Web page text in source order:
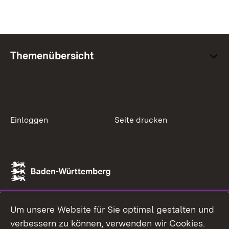
Themenübersicht
Einloggen Seite drucken
Um unsere Website für Sie optimal gestalten und
verbessern zu können, verwenden wir Cookies.